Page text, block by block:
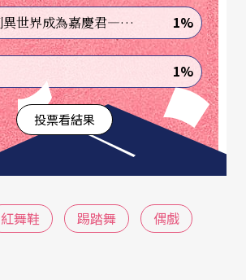
《轉生到異世界成為嘉慶君—發現我的祖先是詐騙集團!?》 1%
1%
投票看結果
紅舞鞋 踢踏舞
偶戲